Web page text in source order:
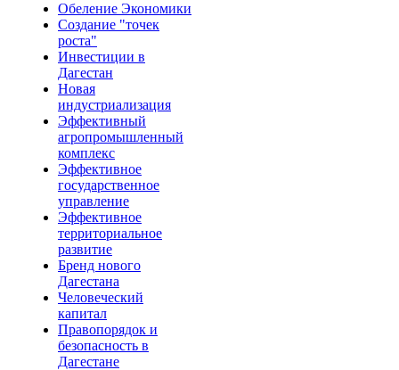
Обеление Экономики
Создание "точек
роста"
Инвестиции в
Дагестан
Новая
индустриализация
Эффективный
агропромышленный
комплекс
Эффективное
государственное
управление
Эффективное
территориальное
развитие
Бренд нового
Дагестана
Человеческий
капитал
Правопорядок и
безопасность в
Дагестане